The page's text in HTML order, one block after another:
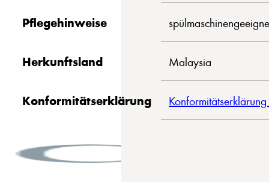
Pflegehinweise
Herkunftsland Malaysia
Konformitätserklärung